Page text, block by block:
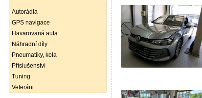
Autorádia
GPS navigace
Havarovaná auta
Náhradní díly
Pneumatiky, kola
Příslušenství
Tuning
Veteráni